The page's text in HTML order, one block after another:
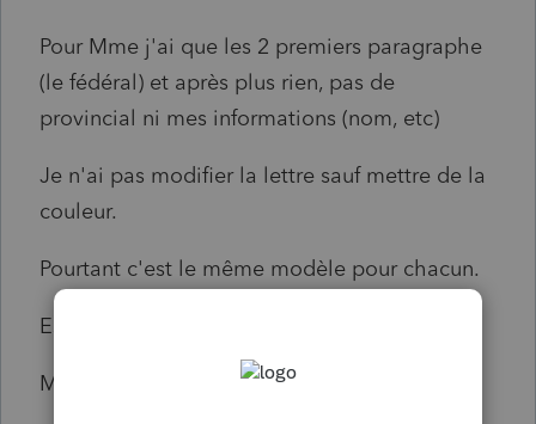
Pour Mme j'ai que les 2 premiers paragraphe
(le fédéral) et après plus rien, pas de
provincial ni mes informations (nom, etc)
Je n'ai pas modifier la lettre sauf mettre de la
couleur.
Pourtant c'est le même modèle pour chacun.
Est-ce que c'est arrivé à quelqu'un ?
Merci à l'avance pour votre aide.